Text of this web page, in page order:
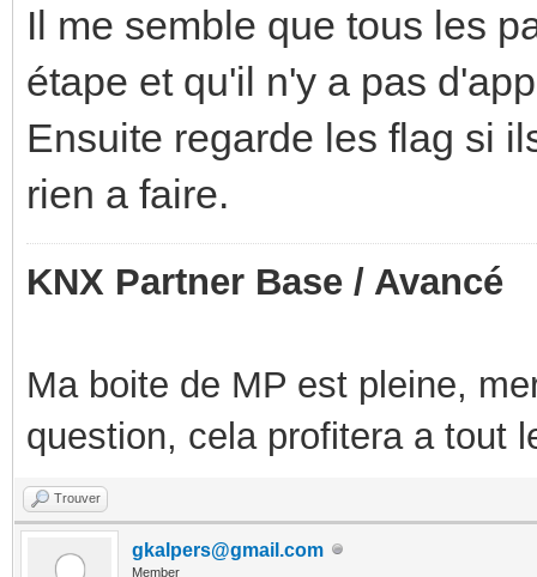
Il me semble que tous les
étape et qu'il n'y a pas
Ensuite regarde les flag si
rien a faire.
KNX Partner Base / Avancé
Ma boite de MP est pleine,
question, cela profitera a tout
Trouver
gkalpers@gmail.com
Member